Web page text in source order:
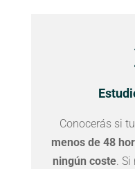
Conocerás si
menos de 48
ningún coste. Si